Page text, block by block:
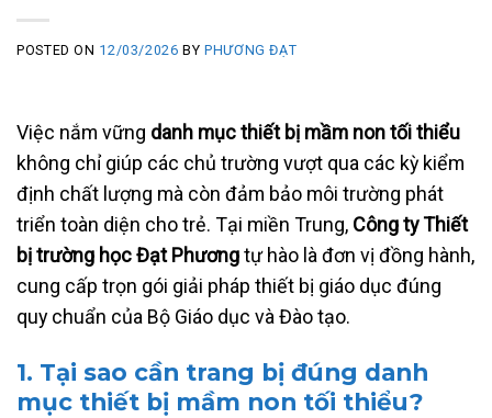
POSTED ON 12/03/2026 BYPHƯƠNG ĐẠT
Việc nắm vững danh mục thiết bị mầm non tối thiểu
không chỉ giúp các chủ trường vượt qua các kỳ kiểm
định chất lượng mà còn đảm bảo môi trường phát
triển toàn diện cho trẻ. Tại miền Trung, Công ty Thiết
bị trường học Đạt Phươngtự hào là đơn vị đồng hành,
cung cấp trọn gói giải pháp thiết bị giáo dục đúng
quy chuẩn của Bộ Giáo dục và Đào tạo.
1. Tại sao cần trang bị đúng danh
mục thiết bị mầm non tối thiểu?